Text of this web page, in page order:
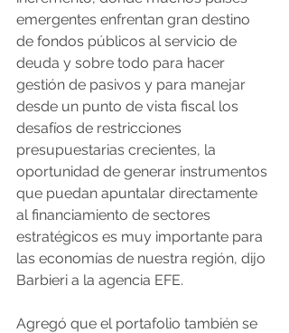
emergentes enfrentan gran destino
de fondos públicos al servicio de
deuda y sobre todo para hacer
gestión de pasivos y para manejar
desde un punto de vista fiscal los
desafíos de restricciones
presupuestarias crecientes, la
oportunidad de generar instrumentos
que puedan apuntalar directamente
al financiamiento de sectores
estratégicos es muy importante para
las economías de nuestra región, dijo
Barbieri a la agencia EFE.
Agregó que el portafolio también se